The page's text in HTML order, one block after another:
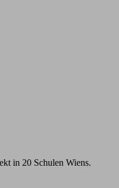
in 20 Schulen Wiens.